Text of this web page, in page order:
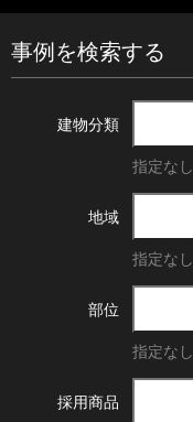
事例を検索する
建物分類
指定なし
地域
指定なし
部位
指定なし
採用商品